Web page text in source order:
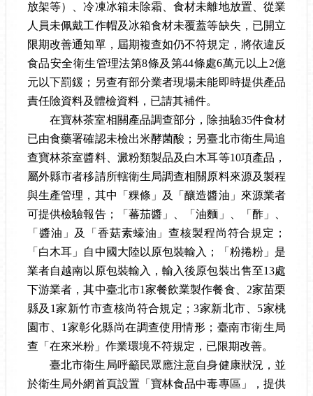
放架等）、冷凍冰箱未除霜、食材未離地放置、從業
人員未佩戴工作帽及冰箱食材未覆蓋等缺失，已開立
限期改善通知單，屆期複查如仍不符規定，將依違反
食品安全衛生管理法第8條及第44條處6萬元以上 2億
元以下罰鍰；另查有部分業者現場未能即時提供產品
責任險資料及體檢資料，已請其補件。
在寶林茶室相關產品調查部分，除抽驗35件食材
已由食藥署確認未檢出米酵菌酸；另臺北市衛生局追
查寶林茶室醬料、澱粉類製品及白木耳等10項產品，
屬外縣市者移請所轄衛生局調查相關原料來源及製程
與生產管理，其中
「 粿條 」 及 「釀造醬油 」 來源業者
可提供檢驗報告；「 蕃茄醬 」 、「油麵 」 、「 酢」
「 醬油 」 及 「香菇素蠔油 」查核製程尚符合規定；
「 白木耳 」 自中國大陸以原包裝輸入； 「 粉捲粉」 是
業者自越南以原包裝輸入，輸入後原包裝出售至13處
下游業者，其中臺北市1家餐飲業製作餐食、 2家苗栗
縣及 1家新竹市查核尚符合規定；3家新北市、 5家桃
園市、 1 家彰化縣尚在調查使用情形；臺南市衛生局
查 「 在來米粉 」 作業環境不符規定，已限期改善。
臺北市衛生局呼籲民眾應注意自身健康狀況，並
於衛生局外網首頁設置「寶林食品中毒專區」，提供